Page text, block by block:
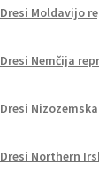
Dresi Moldavijo
Dresi Nemčija
Dresi
Dresi Northern